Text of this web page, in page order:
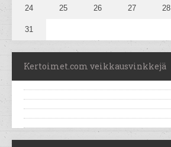
24 25 26 27 28
31
Kertoimet.com veikkausvinkkejä